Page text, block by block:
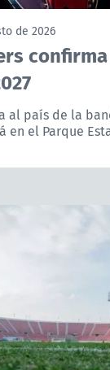
TRANSPARENCIA
de 2026
al país de la
en el Parque